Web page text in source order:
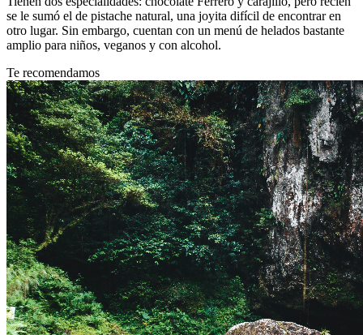
se le sumó el de pistache natural, una joyita difícil de encontrar en
otro lugar. Sin embargo, cuentan con un menú de helados bastante
amplio para niños, veganos y con alcohol.
Te recomendamos